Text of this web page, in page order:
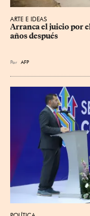
ARTE E IDEAS
Arranca el juicio por
años después
Por AFP